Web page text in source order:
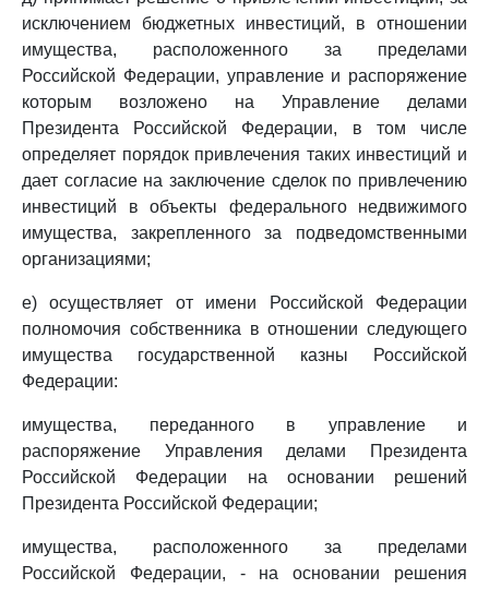
исключением бюджетных инвестиций, в отношении
имущества, расположенного за пределами
Российской Федерации, управление и распоряжение
которым возложено на Управление делами
Президента Российской Федерации, в том числе
определяет порядок привлечения таких инвестиций и
дает согласие на заключение сделок по привлечению
инвестиций в объекты федерального недвижимого
имущества, закрепленного за подведомственными
организациями;
е) осуществляет от имени Российской Федерации
полномочия собственника в отношении следующего
имущества государственной казны Российской
Федерации:
имущества, переданного в управление и
распоряжение Управления делами Президента
Российской Федерации на основании решений
Президента Российской Федерации;
имущества, расположенного за пределами
Российской Федерации, - на основании решения